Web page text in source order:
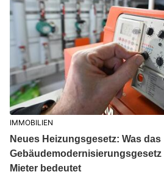
IMMOBILIEN
Neues Heizungsgesetz: Was das
Mieter bedeutet